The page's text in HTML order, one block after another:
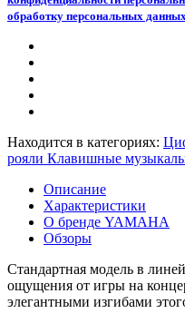
обработку персональных данных
Находится в категориях:
рояли Клавишные
Описание
Характеристики
О бренде YAMAHA
Обзоры
Стандартная модель в
ощущения от игры на
элегантными изгибами